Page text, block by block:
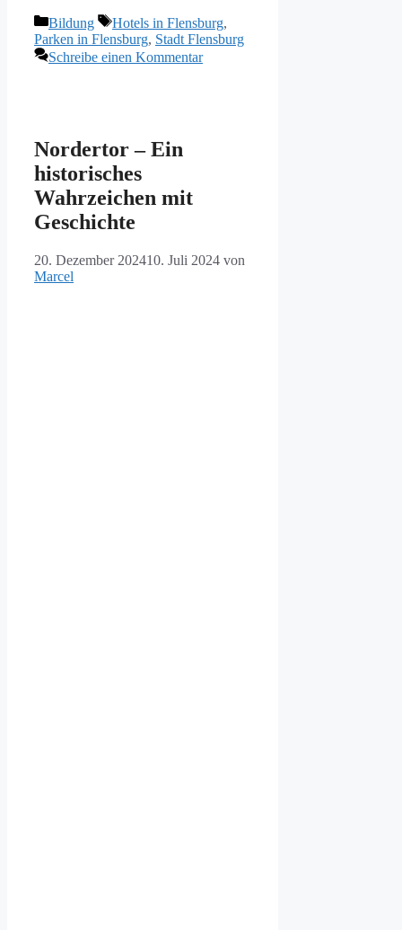
Kategorien
Bildung Schlagwörter
Hotels in Flensburg,
Parken in Flensburg, Stadt Flensburg
Schreibe einen Kommentar
Nordertor – Ein
historisches
Wahrzeichen mit
Geschichte
20. Dezember 202410. Juli 2024 von
Marcel